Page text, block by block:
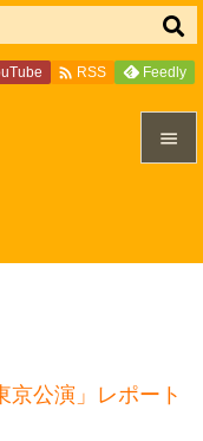

次へ
 RSS Feedly
京公演」レポート